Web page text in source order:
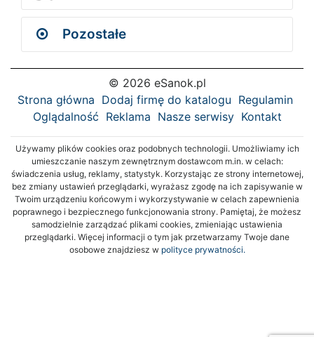
Pozostałe
© 2026 eSanok.pl
Strona główna Dodaj firmę do katalogu Regulamin
Oglądalność Reklama Nasze serwisy Kontakt
Używamy plików cookies oraz podobnych technologii. Umożliwiamy ich
umieszczanie naszym zewnętrznym dostawcom m.in. w celach:
świadczenia usług, reklamy, statystyk. Korzystając ze strony internetowej,
bez zmiany ustawień przeglądarki, wyrażasz zgodę na ich zapisywanie w
Twoim urządzeniu końcowym i wykorzystywanie w celach zapewnienia
poprawnego i bezpiecznego funkcjonowania strony. Pamiętaj, że możesz
samodzielnie zarządzać plikami cookies, zmieniając ustawienia
przeglądarki. Więcej informacji o tym jak przetwarzamy Twoje dane
osobowe znajdziesz w polityce prywatności.